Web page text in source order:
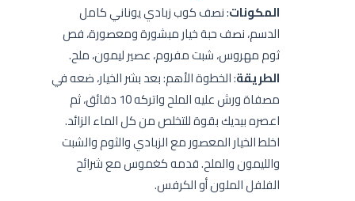
المكونات: نصف كوب زبادي يوناني كامل
الدسم، نصف حبة خيار مبشورة ومعصورة، فص
ثوم مهروس، شبت مفروم، عصير ليمون، ملح.
الطريقة: الخطوة الأهم: بعد بشر الخيار، ضعه في
مصفاة ورش عليه الملح واتركه 10 دقائق، ثم
اعصره بيديك بقوة للتخلص من كل الماء الزائد.
اخلط الخيار المعصور مع الزبادي والثوم والشبت
والليمون والملح. قدمه كغموس مع شرائح
الفلفل الملون أو الكرفس.